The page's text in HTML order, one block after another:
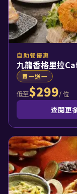
自助餐優惠
九龍香格里拉
買一送一
低至$299/ 位
查閱更